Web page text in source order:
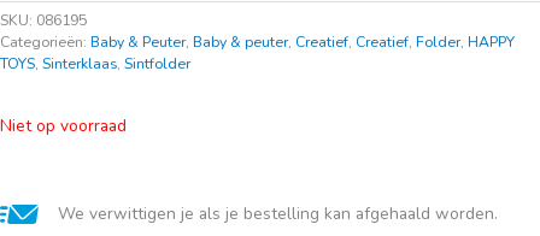
SKU: 086195
Categorieën: Baby & Peuter, Baby & peuter, Creatief, Creatief, Folder, HAPPY
TOYS, Sinterklaas, Sintfolder
Niet op voorraad
We verwittigen je als je bestelling kan afgehaald worden.